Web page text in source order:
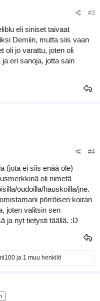
#3
eli siniset taivaat
Demiin, mutta siis vaan
oli jo varattu, joten oli
eri sanoja, jotta sain
#4
(jota ei siis enää ole)
oli nimetä
oudoilla/hauskoilla/jne.
pörröisen koiran
joten valitsin sen
ja nyt tietysti täällä. :D
ja 1 muu henkilö